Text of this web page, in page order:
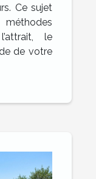
Ce sujet
le
de votre